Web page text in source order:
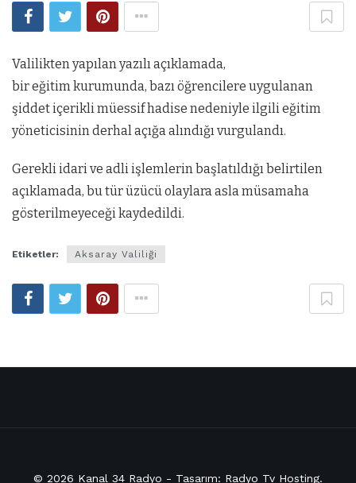
Valilikten yapılan yazılı açıklamada,
bir eğitim kurumunda, bazı öğrencilere uygulanan
şiddet içerikli müessif hadise nedeniyle ilgili eğitim
yöneticisinin derhal açığa alındığı vurgulandı.
Gerekli idari ve adli işlemlerin başlatıldığı belirtilen
açıklamada, bu tür üzücü olaylara asla müsamaha
gösterilmeyeceği kaydedildi.
Etiketler: Aksaray Valiliği
© 2026 Kanal 34 Radyo - Tasarım: Radyo Tv Hosting.